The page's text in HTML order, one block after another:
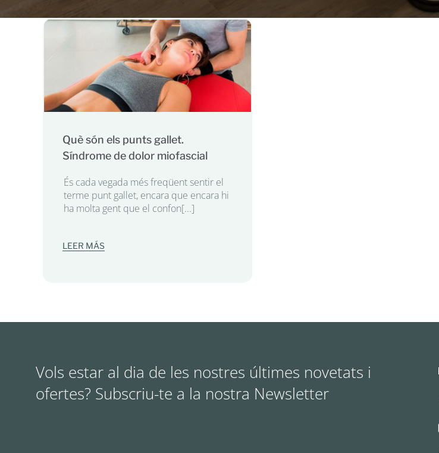
Què són els punts gallet.
Síndrome de dolor miofascial
És cada vegada més freqüent sentir el
terme punt gallet, encara que encara hi
ha molta gent que el confon[...]
LEER MÁS
Vols estar al dia de les nostres últimes novetats i
ofertes? Subscriu-te a la nostra Newsletter